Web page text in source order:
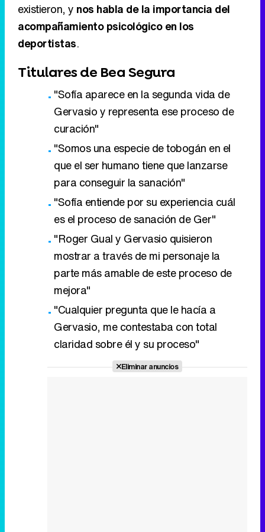
existieron, y nos habla de la importancia del
acompañamiento psicológico en los
deportistas.
Titulares de Bea Segura
"Sofía aparece en la segunda vida de
Gervasio y representa ese proceso de
curación"
"Somos una especie de tobogán en el
que el ser humano tiene que lanzarse
para conseguir la sanación"
"Sofía entiende por su experiencia cuál
es el proceso de sanación de Ger"
"Roger Gual y Gervasio quisieron
mostrar a través de mi personaje la
parte más amable de este proceso de
mejora"
"Cualquier pregunta que le hacía a
Gervasio, me contestaba con total
claridad sobre él y su proceso"
Eliminar anuncios